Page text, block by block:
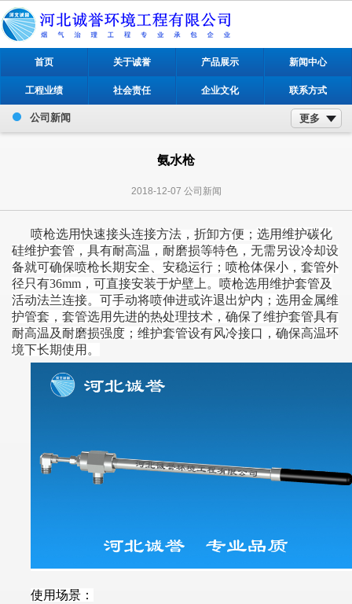
首页 关于诚誉 产品展示 新闻中心
工程业绩 社会责任 企业文化 联系方式
公司新闻 更多
氨水枪
2018-12-07 公司新闻
喷枪选用快速接头连接方法，折卸方便； 选用维护碳化
硅维护套管，具有耐高温，耐磨损等特色，无需另设冷却设
备就可确保喷枪长期安全、安稳运行； 喷枪体保小，套管外
径只有36mm，可直接安装于炉壁上。 喷枪选用维护套管及
活动法兰连接。可手动将喷伸进或许退出炉内； 选用金属维
护管套，套管选用先进的热处理技术，确保了维护套管具有
耐高温及耐磨损强度； 维护套管设有风冷接口，确保高温环
境下长期使用。
使用场景：